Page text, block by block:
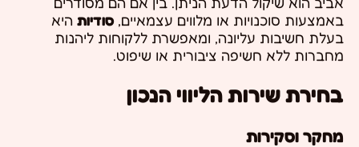
באמצעות סוכנויות או מלווים עצמאיים,סודיות היא
בעלת חשיבות עליונה, ומאפשרת ללקוחות ליהנות
מחברות ללא חשיפה ציבורית או שיפוט.
בחירת שירות הליווי הנכון
מחקר וסקירות